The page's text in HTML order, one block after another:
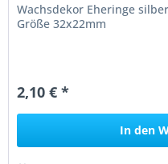
Wachsdekor Eheringe
Größe 32x22mm
2,10 € *
In den